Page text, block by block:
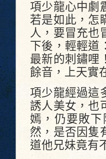
項少龍心中劇
若是如此，怎
人，要冒充也
下後，輕輕道
最新的刺鏽哩
餘音，上天實
項少龍經過這
誘人美女，也
嫣，仍要敗
然，是否因隻
道他兄妹竟有